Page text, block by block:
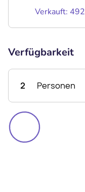
Verkauft: 492
Verfügbarkeit
2 Personen